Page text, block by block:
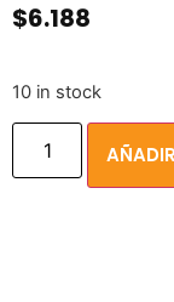
$6.188
10 in stock